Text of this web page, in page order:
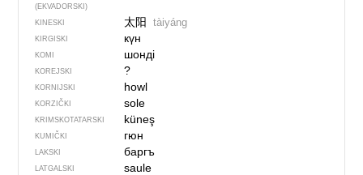
(EKVADORSKI)
KINESKI 太阳 tàiyáng
KIRGISKI күн
KOMI шонді
KOREJSKI ?
KORNIJSKI howl
KORZIČKI sole
KRIMSKOTATARSKI küneş
KUMIČKI гюн
LAKSKI баргъ
LATGALSKI saule